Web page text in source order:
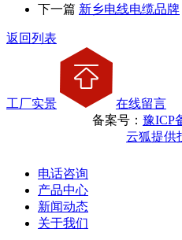
下一篇 新乡电线电缆品牌
返回列表
工厂实景
在线留言
备案号： 豫ICP
云狐提供
电话咨询
产品中心
新闻动态
关于我们